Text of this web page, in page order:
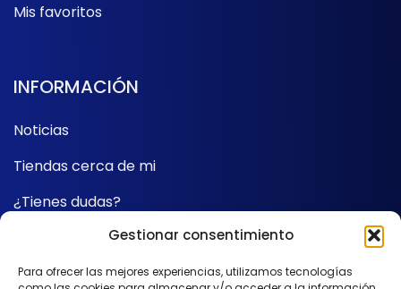
Gestionar consentimiento
Para ofrecer las mejores experiencias, utilizamos tecnologías
Mis favoritos
INFORMACIÓN
Noticias
Tiendas cerca de mi
¿Tienes dudas?